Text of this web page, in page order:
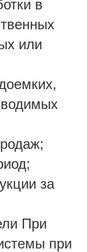
в
или
за
При
при